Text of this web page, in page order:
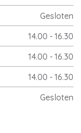
Gesloten
14.00 - 16.30
14.00 - 16.30
14.00 - 16.30
Gesloten